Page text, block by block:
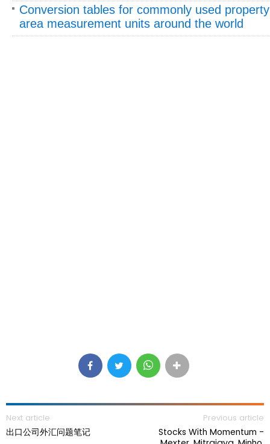
Conversion tables for commonly used property
area measurement units around the world
Next article
出口公司外汇问题笔记
Previous article
Stocks With Momentum -